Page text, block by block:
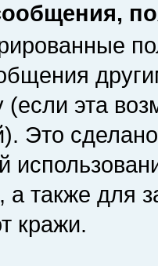
эта
Это
а также для
кражи.